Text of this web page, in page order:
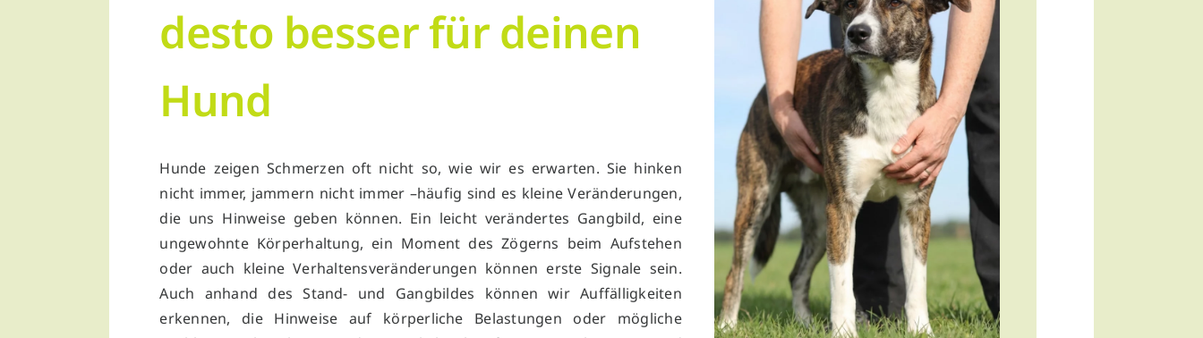
desto besser für deinen
Hund
Hunde zeigen Schmerzen oft nicht so, wie wir es erwarten. Sie hinken
nicht immer, jammern nicht immer –häufig sind es kleine Veränderungen,
die uns Hinweise geben können. Ein leicht verändertes Gangbild, eine
ungewohnte Körperhaltung, ein Moment des Zögerns beim Aufstehen
oder auch kleine Verhaltensveränderungen können erste Signale sein.
Auch anhand des Stand- und Gangbildes können wir Auffälligkeiten
erkennen, die Hinweise auf körperliche Belastungen oder mögliche